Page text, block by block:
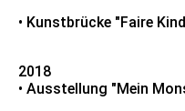
• Kunstbrücke "Faire
2018
• Ausstellung "Mein